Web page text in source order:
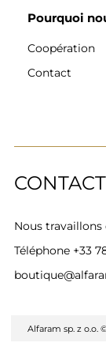
CONTACT
Nous travaillons
Téléphone +33
Pourquoi
Coopération
Contact
Alfaram sp. z o.o.